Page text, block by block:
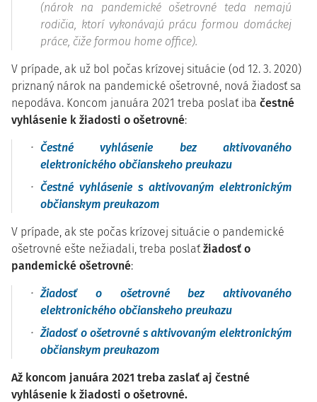
(nárok na pandemické ošetrovné teda nemajú
rodičia, ktorí vykonávajú prácu formou domáckej
práce, čiže formou home office).
V prípade, ak už bol počas krízovej situácie (od 12. 3. 2020)
priznaný nárok na pandemické ošetrovné, nová žiadosť sa
nepodáva. Koncom januára 2021 treba poslať iba čestné
vyhlásenie k žiadosti o ošetrovné:
Čestné vyhlásenie bez aktivovaného
elektronického občianskeho preukazu
Čestné vyhlásenie s aktivovaným elektronickým
občianskym preukazom
V prípade, ak ste počas krízovej situácie o pandemické
ošetrovné ešte nežiadali, treba poslaťžiadosť o
pandemické ošetrovné:
Žiadosť o ošetrovné bez aktivovaného
elektronického občianskeho preukazu
Žiadosť o ošetrovné s aktivovaným elektronickým
občianskym preukazom
Až koncom januára 2021 treba zaslať aj čestné
vyhlásenie k žiadosti o ošetrovné.